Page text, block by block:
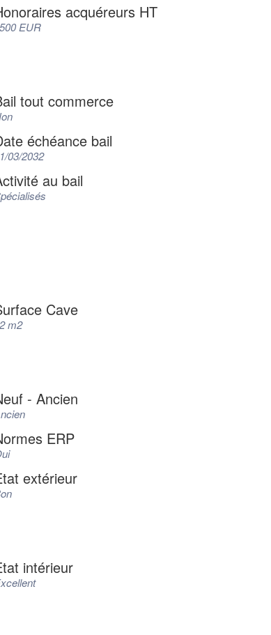
acquéreurs HT
EUR
tout commerce
échéance bail
03/2032
au bail
Cave
m2
- Ancien
ERP
extérieur
intérieur